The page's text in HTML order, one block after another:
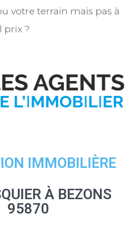
votre terrain mais pas à
prix ?
IMMOBILIÈRE
À BEZONS
95870